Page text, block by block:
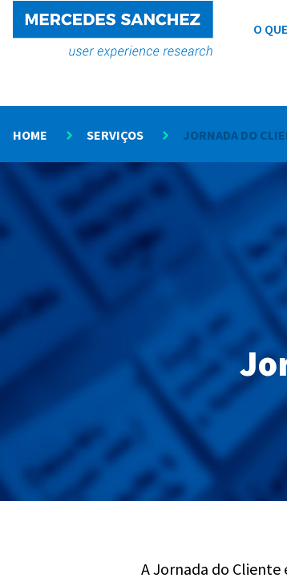
O
HOME SERVIÇOS JORNADA DO
A Jornada do Cliente